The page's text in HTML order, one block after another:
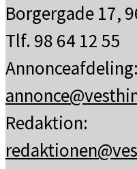
Borgergade 17,
Tlf. 98 64 12 55
Annonceafdeling:
Redaktion: